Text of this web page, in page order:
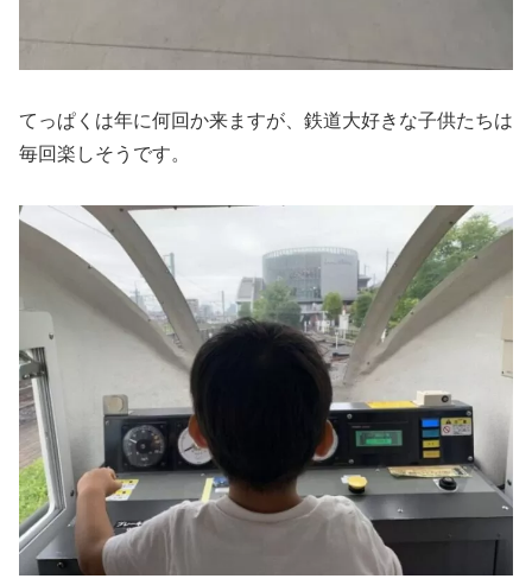
てっぱくは年に何回か来ますが、鉄道大好きな子供たちは
毎回楽しそうです。